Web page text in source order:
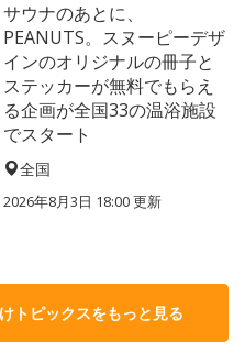
サウナのあとに、
PEANUTS。スヌーピーデザ
インのオリジナルの冊子と
ステッカーが無料でもらえ
る企画が全国33の温浴施設
でスタート
全国
2026年8月3日 18:00更新
トピックスをもっと見る